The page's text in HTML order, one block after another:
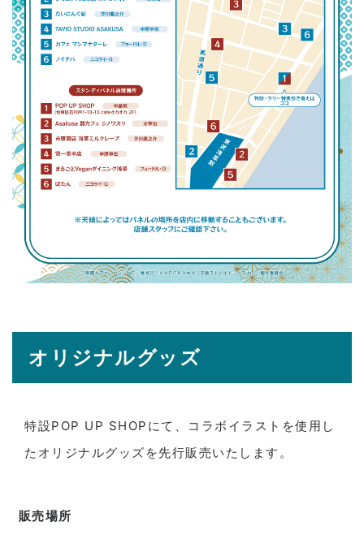
オリジナルグッズ
特設POP UP SHOPにて、コラボイラストを使用し
たオリジナルグッズを先行販売いたします。
販売場所